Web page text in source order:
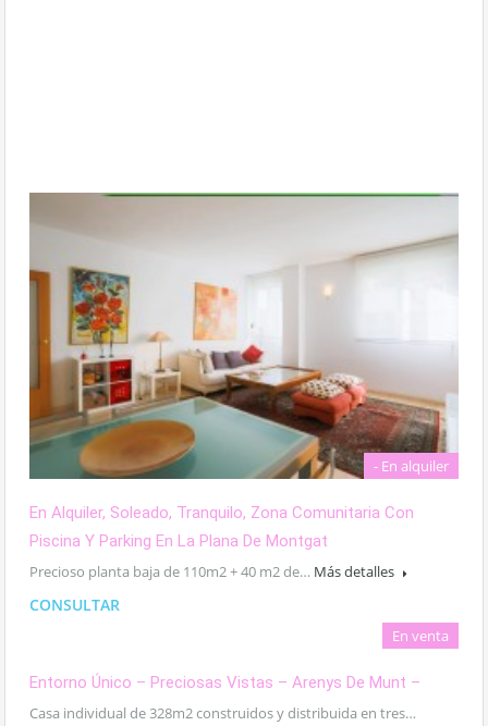
- En alquiler
En Alquiler, Soleado, Tranquilo, Zona Comunitaria Con
Piscina Y Parking En La Plana De Montgat
Precioso planta baja de 110m2 + 40 m2 de… Más detalles
CONSULTAR
En venta
Entorno Único – Preciosas Vistas – Arenys De Munt –
Casa individual de 328m2 construidos y distribuida en tres…